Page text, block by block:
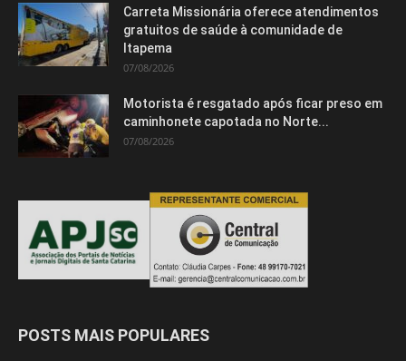
Carreta Missionária oferece atendimentos
gratuitos de saúde à comunidade de
Itapema
07/08/2026
Motorista é resgatado após ficar preso em
caminhonete capotada no Norte...
07/08/2026
POSTS MAIS POPULARES